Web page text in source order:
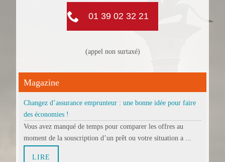
01 39 02 32 21
(appel non surtaxé)
Magazine
Changez d’assurance emprunteur : une bonne idée pour faire
des économies !
Vous avez manqué de temps pour comparer les offres au
moment de la souscription d’un prêt ou votre situation a ...
LIRE